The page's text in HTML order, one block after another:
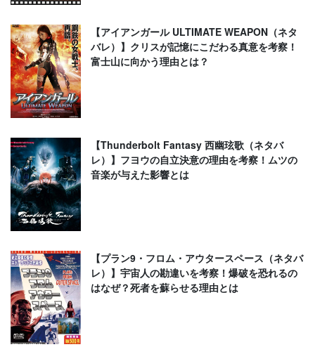
【アイアンガール ULTIMATE WEAPON（ネタ
バレ）】クリスが記憶にこだわる真意を考察！
富士山に向かう理由とは？
【Thunderbolt Fantasy 西幽玹歌（ネタバ
レ）】フヨウの自立決意の理由を考察！ムツの
音楽が与えた影響とは
【プラン9・フロム・アウタースペース（ネタバ
レ）】宇宙人の勘違いを考察！爆破を恐れるの
はなぜ？死者を蘇らせる理由とは